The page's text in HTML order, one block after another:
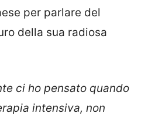
per parlare del
della sua radiosa
ci ho pensato quando
intensiva, non